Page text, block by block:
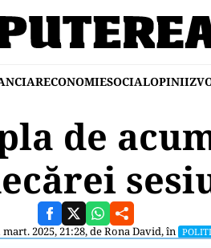
ECONOMIESOCIALOPINII
de
2025, 21:28, deRona David, în